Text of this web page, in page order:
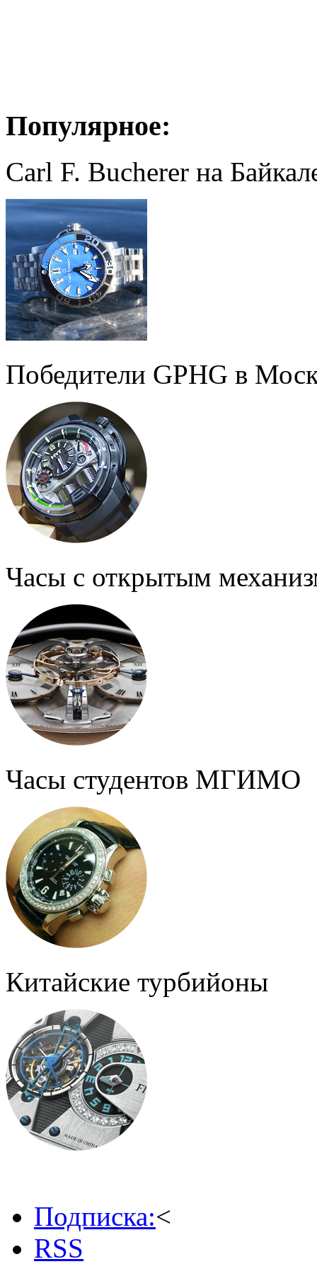
Популярное:
Carl F. Bucherer на
Победители GPHG в
Часы с открытым
Часы студентов МГИМО
Китайские турбийоны
Подписка:<
RSS